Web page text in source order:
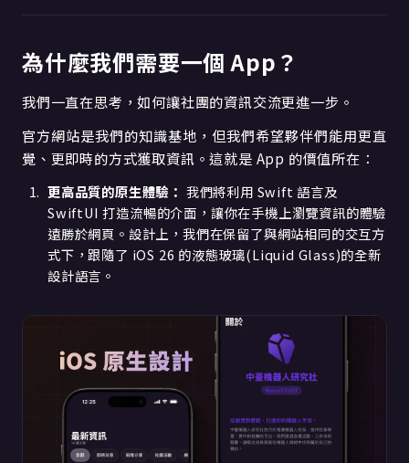
為什麼我們需要一個 App？
我們一直在思考，如何讓社團的資訊交流更進一步。
官方網站是我們的知識基地，但我們希望夥伴們能用更直
覺、更即時的方式獲取資訊。這就是 App 的價值所在：
更高品質的原生體驗： 我們將利用 Swift 語言及
SwiftUI 打造流暢的介面，讓你在手機上瀏覽資訊的體驗
遠勝於網頁。設計上，我們在保留了與網站相同的交互方
式下，跟隨了 iOS 26 的液態玻璃(Liquid Glass)的全新
設計語言。